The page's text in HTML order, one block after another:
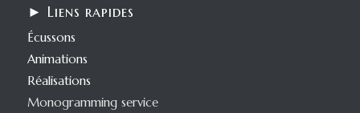
► Liens rapides
Écussons
Animations
Réalisations
Monogramming service